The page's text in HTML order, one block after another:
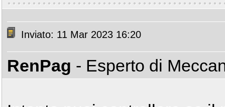
Inviato: 11 Mar 2023 16:20
RenPag - Esperto di